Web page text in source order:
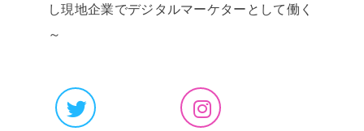
し現地企業でデジタルマーケターとして働く
～